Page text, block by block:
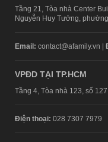
Tầng 21, Tòa nhà Center
Nguyễn Huy Tưởng,
Email: contact@afamily.vn |
VPĐD TẠI TP.HCM
Tầng 4, Tòa nhà 123, số
Điện thoại: 028 7307 7979